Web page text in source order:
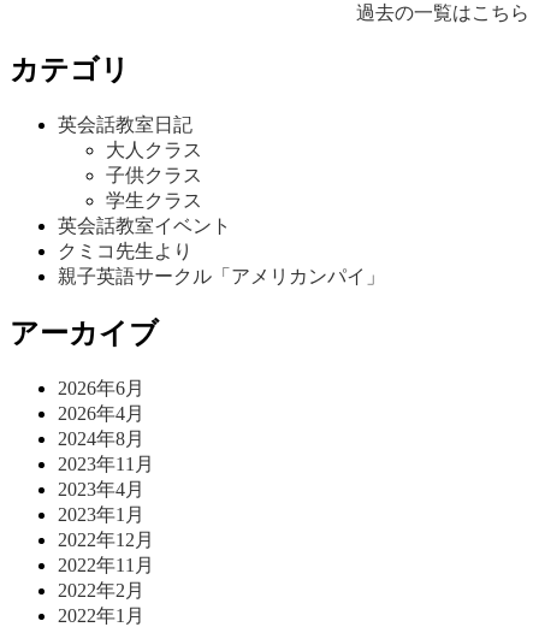
過去の一覧はこちら
カテゴリ
英会話教室日記
大人クラス
子供クラス
学生クラス
英会話教室イベント
クミコ先生より
親子英語サークル「アメリカンパイ」
アーカイブ
2026年6月
2026年4月
2024年8月
2023年11月
2023年4月
2023年1月
2022年12月
2022年11月
2022年2月
2022年1月